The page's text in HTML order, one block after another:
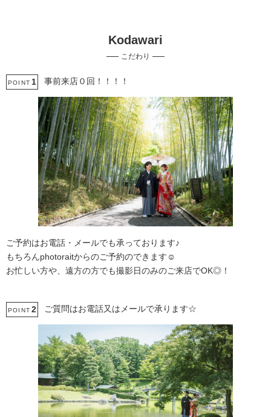
3万円以下のプラン
家族・友人と撮影
チャペルでの撮影
動画の作成
Kodawari
こだわり
POINT 1 事前来店０回！！！！
ご予約はお電話・メールでも承っております♪
もちろんphotoraitからのご予約のできます☺
お忙しい方や、遠方の方でも撮影日のみのご来店でOK◎！
POINT 2 ご質問はお電話又はメールで承ります☆